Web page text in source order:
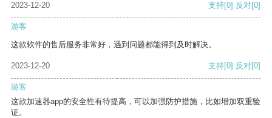
2023-12-20 支持[0] 反对[0]
游客
这款软件的售后服务非常好，遇到问题都能得到及时解决。
2023-12-20 支持[0] 反对[0]
游客
这款加速器app的安全性有待提高，可以加强防护措施，比如增加双重验
证。